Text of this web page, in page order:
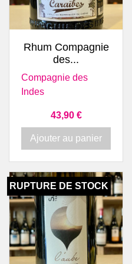
Rhum Compagnie
des...
Compagnie des
Indes
Prix
43,90 €
Ajouter au panier
RUPTURE DE STOCK